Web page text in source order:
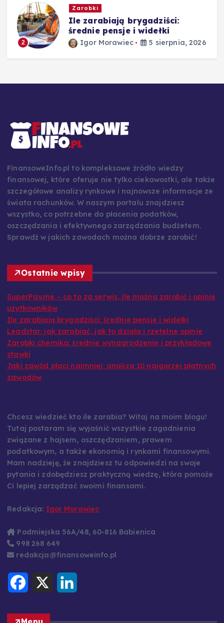
2
Zarobki
Ile zarabiają brygadziści:
średnie pensje i widełki
Igor Morawiec 5 sierpnia, 2026
FinansoweInfo.pl to kompleksowe źródło wiedzy
finansowej, które oferuje nie tylko ciekawostki, ale także
szczegółowe analizy rynkowe i najnowsze informacje ze
świata rachunków. W naszym portalu znajdziesz
wszystko, co potrzebne do płacenia podatków,
oszczędzania i efektywnego zarządzania budżetem.
Sprawdź w jakich zawodach można dobrze zarobić!
Ostatnie wpisy
SuperPay.me – co to za serwis, ile można zarobić i opinie
użytkowników
Ile zarabiają brygadziści: średnie pensje i widełki
Leadstar: jak zarabiać, jak to działa i rzetelne opinie
Zarobki chemika: średnie wynagrodzenie i przykładowe
stawki
Jaki zawód płaci najmniej: analiza 10 najgorzej płatnych
zawodów
Chcesz wiedzieć kto ile zarabia? Witaj na moim blogu!
Tutaj postaram się wyjaśnić wszystkie zagadnienia
związane z hajsem, oszczędzaniem, prawem
podatkowym, a także ekonomią i rynkami finansowymi.
Mam nadzieję, że znajdziesz tu odpowiedzi na swoje
pytania i zdobędziesz praktyczną wiedzę, która pomoże
Ci lepiej zarządzać swoimi finansami.
Redakcja: Igor Morawiec
Podmiejska 56A/48, 60-816 Babienica
998 268 649
redakcja@finansoweinfo.pl
o
X